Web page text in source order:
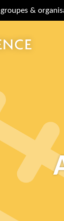
groupes &